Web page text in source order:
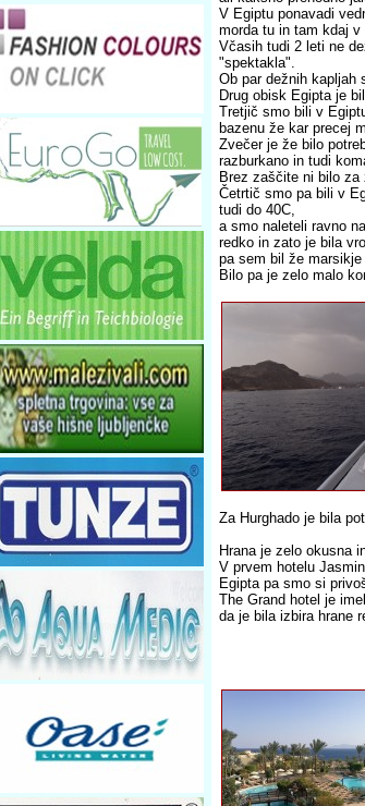
V Egiptu ponavadi
morda tu in tam kdaj v
Včasih tudi 2 leti ne
"spektakla".
Ob par dežnih kapljah
Drug obisk Egipta je
Tretjič smo bili v
bazenu že kar precej
Zvečer je že bilo
razburkano in tudi
Brez zaščite ni bilo za
Četrtič smo pa bili v
tudi do 40C,
a smo naleteli ravno
redko in zato je bila
pa sem bil že
Bilo pa je zelo malo
Za Hurghado je bila
Hrana je zelo okusna
V prvem hotelu
Egipta pa smo si
The Grand hotel je
da je bila izbira hrane